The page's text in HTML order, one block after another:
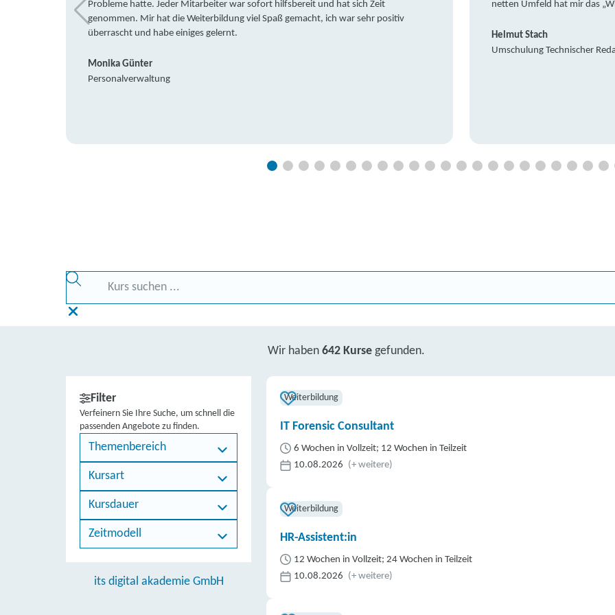
Probleme hatte. Jeder Mitarbeiter war sofort hilfsbereit und hat sich Zeit
genommen. Mir hat die Weiterbildung viel Spaß gemacht, ich war sehr positiv
überrascht und habe einiges gelernt.
Monika Günter
Personalverwaltung
netten Umfeld hat mir das
Helmut Stach
Umschulung Technischer
Wir haben 642 Kurse gefunden.
Filter
Verfeinern Sie Ihre Suche, um schnell die
passenden Angebote zu finden.
Themenbereich
Kursart
Kursdauer
Zeitmodell
its digital akademie GmbH
Weiterbildung
IT Forensic Consultant
6 Wochen in Vollzeit; 12 Wochen in Teilzeit
10.08.2026 (+ weitere)
Weiterbildung
HR-Assistent:in
12 Wochen in Vollzeit; 24 Wochen in Teilzeit
10.08.2026 (+ weitere)